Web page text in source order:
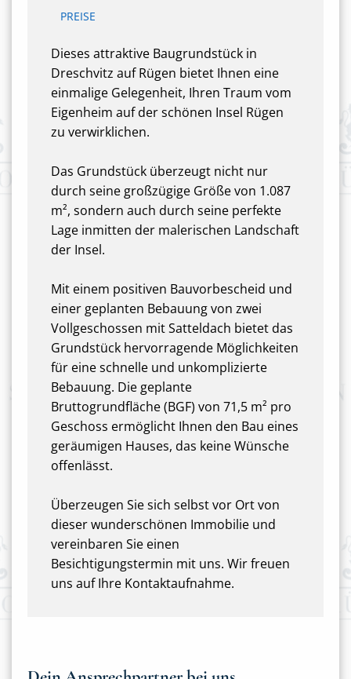
PREISE
Dieses attraktive Baugrundstück in
Dreschvitz auf Rügen bietet Ihnen eine
einmalige Gelegenheit, Ihren Traum vom
Eigenheim auf der schönen Insel Rügen
zu verwirklichen.
Das Grundstück überzeugt nicht nur
durch seine großzügige Größe von 1.087
m², sondern auch durch seine perfekte
Lage inmitten der malerischen Landschaft
der Insel.
Mit einem positiven Bauvorbescheid und
einer geplanten Bebauung von zwei
Vollgeschossen mit Satteldach bietet das
Grundstück hervorragende Möglichkeiten
für eine schnelle und unkomplizierte
Bebauung. Die geplante
Bruttogrundfläche (BGF) von 71,5 m² pro
Geschoss ermöglicht Ihnen den Bau eines
geräumigen Hauses, das keine Wünsche
offenlässt.
Überzeugen Sie sich selbst vor Ort von
dieser wunderschönen Immobilie und
vereinbaren Sie einen
Besichtigungstermin mit uns. Wir freuen
uns auf Ihre Kontaktaufnahme.